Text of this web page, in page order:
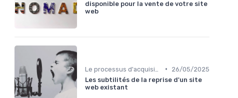
disponible pour la vente de votre site
web
•
26/05/2025
Les subtilités de la reprise d'un site
web existant